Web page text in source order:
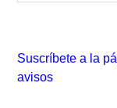
Suscríbete a la
avisos